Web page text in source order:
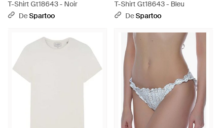
T-Shirt Gt18643 - Noir
DeSpartoo
T-Shirt Gt18643 - Bleu
DeSpartoo